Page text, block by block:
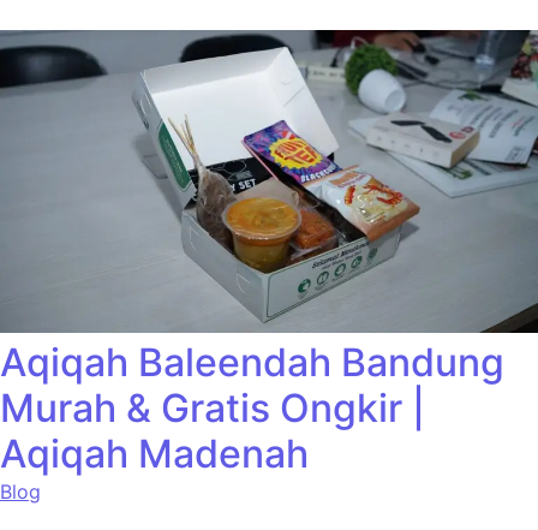
Aqiqah Baleendah Bandung
Murah & Gratis Ongkir |
Aqiqah Madenah
Blog